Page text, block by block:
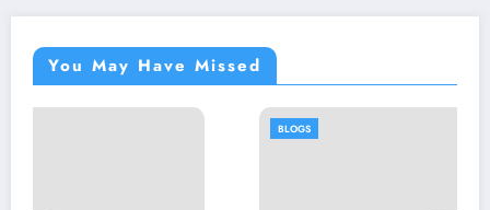
You May Have Missed